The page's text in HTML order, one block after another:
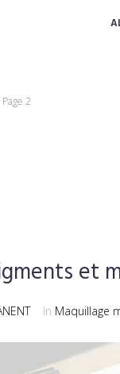
Page 2
et
In Maquillage